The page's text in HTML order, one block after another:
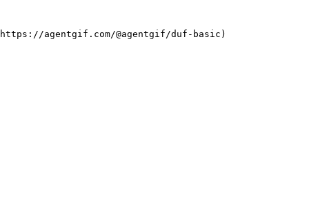
agentgif.com/@agentgif/duf-basic)